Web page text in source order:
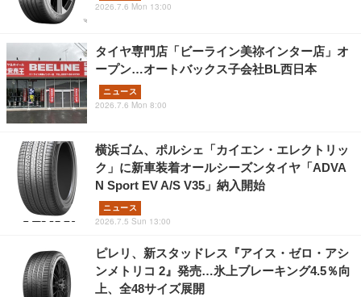
2026.7.6 Mon 13:00
タイヤ専門店「ビーライン美祢インター店」オ
ープン…オートバックス子会社BL西日本
ニュース
2026.7.6 Mon 8:00
横浜ゴム、ポルシェ「カイエン・エレクトリッ
ク」に新車装着オールシーズンタイヤ「ADVA
N Sport EV A/S V35」納入開始
ニュース
2026.7.5 Sun 13:00
ピレリ、新スタッドレス『アイス・ゼロ・アシ
ンメトリコ 2』発売…氷上ブレーキング4.5％向
上、全48サイズ展開